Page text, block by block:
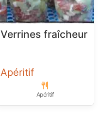
Verrines fraîcheur
Apéritif
Apéritif